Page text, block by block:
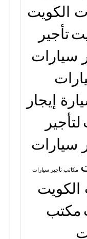
الكويت
تأجير
سيارات
إيجار
لتأجير
سيارات
مكاتب تأجير سيارات
الكويت
مكتب